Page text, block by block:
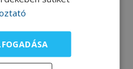
turmix